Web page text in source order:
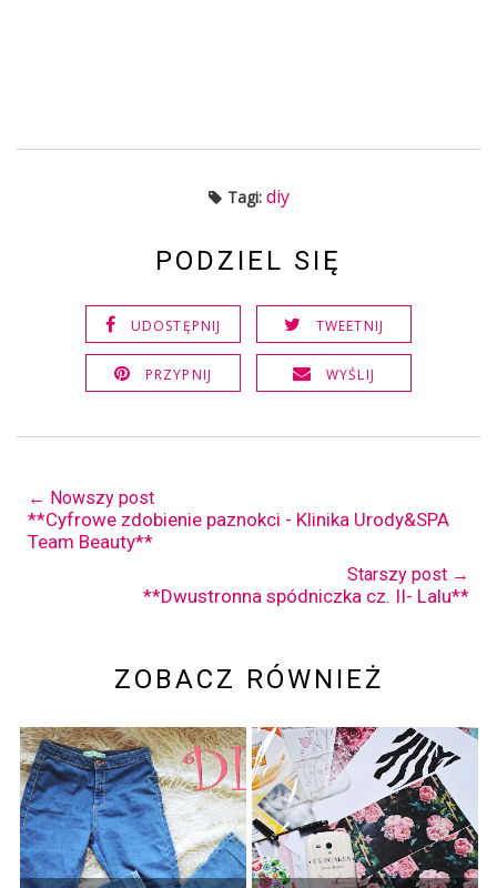
Tagi: diy
PODZIEL SIĘ
UDOSTĘPNIJ TWEETNIJ
PRZYPNIJ WYŚLIJ
← Nowszy post
**Cyfrowe zdobienie paznokci - Klinika Urody&SPA
Team Beauty**
Starszy post →
**Dwustronna spódniczka cz. II- Lalu**
ZOBACZ RÓWNIEŻ